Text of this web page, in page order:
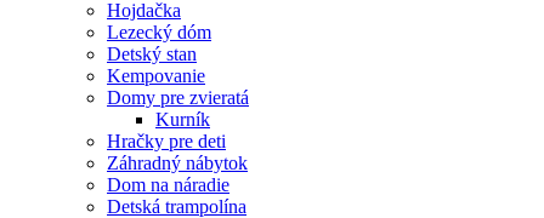
Hojdačka
Lezecký dóm
Detský stan
Kempovanie
Domy pre zvieratá
Kurník
Hračky pre deti
Záhradný nábytok
Dom na náradie
Detská trampolína